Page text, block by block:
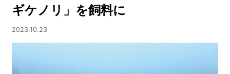
ギケノリ」を飼料に
2023.10.23